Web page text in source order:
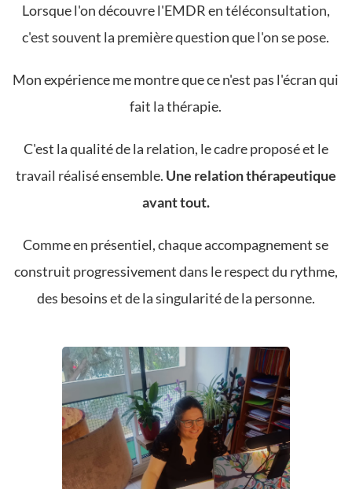
Lorsque l'on découvre l'EMDR en téléconsultation,
c'est souvent la première question que l'on se pose.
Mon expérience me montre que ce n'est pas l'écran qui
fait la thérapie.
C'est la qualité de la relation, le cadre proposé et le
travail réalisé ensemble. Une relation thérapeutique
avant tout.
Comme en présentiel, chaque accompagnement se
construit progressivement dans le respect du rythme,
des besoins et de la singularité de la personne.